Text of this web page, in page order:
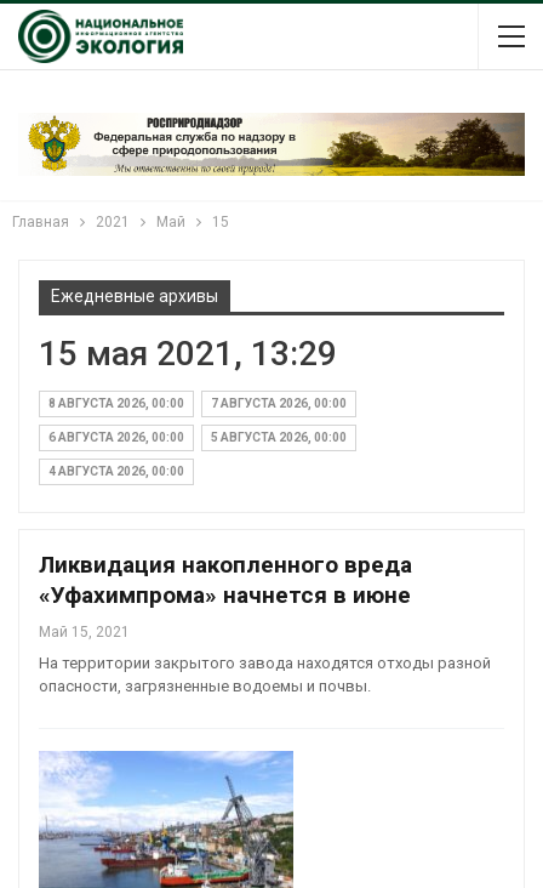
Главная 2021 Май 15
Ежедневные архивы
15 мая 2021, 13:29
8 АВГУСТА 2026, 00:00 7 АВГУСТА 2026, 00:00
6 АВГУСТА 2026, 00:00 5 АВГУСТА 2026, 00:00
4 АВГУСТА 2026, 00:00
Ликвидация накопленного вреда
«Уфахимпрома» начнется в июне
Май 15, 2021
На территории закрытого завода находятся отходы разной
опасности, загрязненные водоемы и почвы.